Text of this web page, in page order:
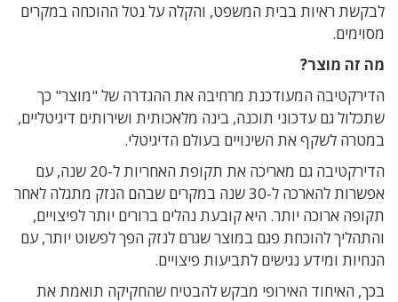
לבקשת ראיות בבית המשפט, והקלה על נטל ההוכחה במקרים
מסוימים.
מה זה מוצר?
הדירקטיבה המעודכנת מרחיבה את ההגדרה של "מוצר" כך
שתכלול גם עדכוני תוכנה, בינה מלאכותית ושירותים דיגיטליים,
במטרה לשקף את השינויים בעולם הדיגיטלי.
הדירקטיבה גם מאריכה את תקופת האחריות ל-20 שנה, עם
אפשרות להארכה ל-30 שנה במקרים שבהם הנזק מתגלה לאחר
תקופה ארוכה יותר. היא קובעת נהלים ברורים יותר לפיצויים,
והתהליך להוכחת פגם במוצר שגרם לנזק הפך לפשוט יותר, עם
הנחיות ומידע נגישים לתביעות פיצויים.
בכך, האיחוד האירופי מבקש להבטיח שהחקיקה תואמת את